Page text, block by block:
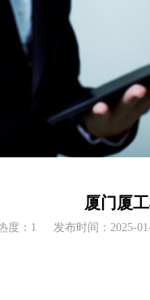
厦门厦
度：1 发布时间：2025-